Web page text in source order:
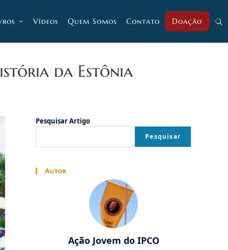
Vídeos Quem Somos Contato Doação
da Estônia
Pesquisar Artigo
Pesquisar
Autor
Ação Jovem do IPCO